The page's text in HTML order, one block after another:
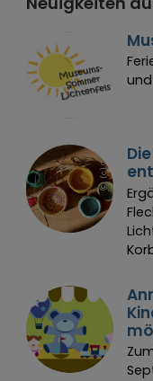
(
c
)
C
a
r
a
S
c
h
w
a
b